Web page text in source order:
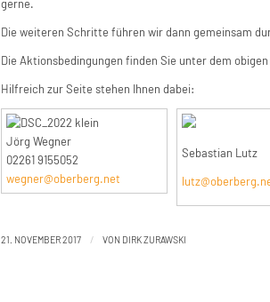
gerne.
Die weiteren Schritte führen wir dann gemeinsam
Die Aktionsbedingungen finden Sie unter dem
Hilfreich zur Seite stehen Ihnen dabei:
Jörg Wegner
02261 9155052
wegner@oberberg.net
Sebastian Lutz
21. NOVEMBER 2017 / VON DIRK ZURAWSKI